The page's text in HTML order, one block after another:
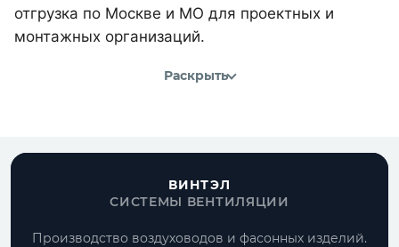
отгрузка по Москве и МО для проектных и
монтажных организаций.
Раскрыть
ВИНТЭЛ
СИСТЕМЫ ВЕНТИЛЯЦИИ
Производство воздуховодов и фасонных изделий.